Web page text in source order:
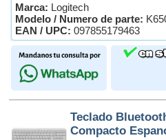
Marca: Logitech
Modelo / Numero de parte:
EAN / UPC: 097855179463
Teclado
Compacto